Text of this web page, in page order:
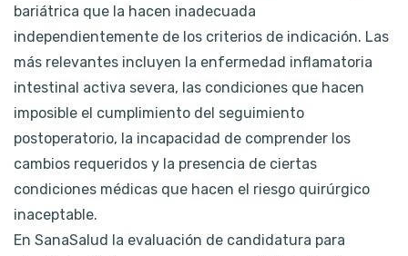
bariátrica que la hacen inadecuada
independientemente de los criterios de indicación. Las
más relevantes incluyen la enfermedad inflamatoria
intestinal activa severa, las condiciones que hacen
imposible el cumplimiento del seguimiento
postoperatorio, la incapacidad de comprender los
cambios requeridos y la presencia de ciertas
condiciones médicas que hacen el riesgo quirúrgico
inaceptable.
En SanaSalud la evaluación de candidatura para